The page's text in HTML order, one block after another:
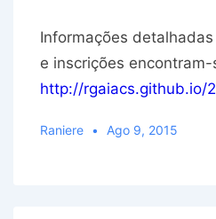
Informações
e inscrições
http://rgaiacs.github.io/
Raniere Ago 9, 2015